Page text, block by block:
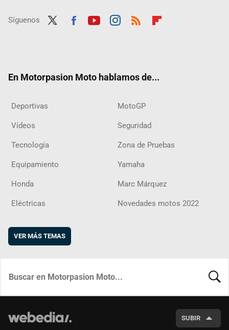
Síguenos
En Motorpasion Moto hablamos de...
Deportivas MotoGP
Vídeos Seguridad
Tecnología Zona de Pruebas
Equipamiento Yamaha
Honda Marc Márquez
Eléctricas Novedades motos 2022
VER MÁS TEMAS
SUBIR